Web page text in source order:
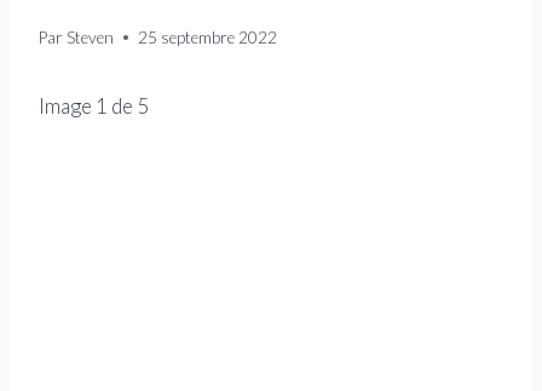
Par Steven 25 septembre 2022
Image 1 de 5